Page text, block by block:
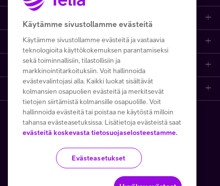
IT-palvelut
Yrittäjän palvelut
Julkishallinnolle
Wholesale
5G yrityksille
Etusivu
Yhteystiedot
Paikalliset yritysmyyjät
Viat ja häiriöt
Asiakkuuden hallinta
Opi ja inspiroidu
Artikkelit
Referenssit
Webinaarit ja koulutukset
Telia
Telia
Telia Cygate
Telia Finland
Telia yrityksenä
Vastuullisuus
Turvaverkko
Copyright Telia Company 2026
Kaikki hinnat ALV 0 %
Tietosuoja ja -turva Käyttöehdot
Käytämme sivustollamme evästeitä
Käytämme sivustollamme evästeitä ja vastaavia
teknologioita käyttökokemuksen parantamiseksi
sekä toiminnallisiin, tilastollisiin ja
markkinointitarkoituksiin. Voit hallinnoida
evästevalintojasi alla. Kaikki luokat sisältävät
kolmansien osapuolien evästeitä ja merkitsevät
tietojen siirtämistä kolmansille osapuolille. Voit
hallinnoida evästeitä tai poistaa ne käytöstä milloin
tahansa evästeasetuksissa. Lisätietoja evästeistä saat
evästeitä koskevasta tietosuojaselosteestamme.
Evästeasetukset